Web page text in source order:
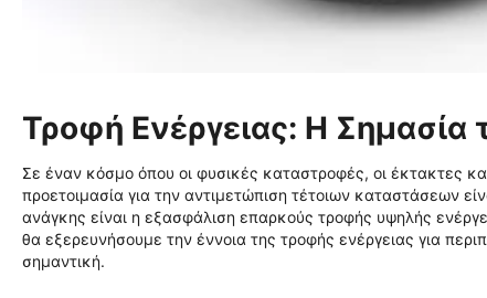
Τροφή Ενέργειας: Η Σημασία
Σε έναν κόσμο όπου οι φυσικές καταστροφές, οι έκτακτες
προετοιμασία για την αντιμετώπιση τέτοιων καταστάσεων
ανάγκης είναι η εξασφάλιση επαρκούς τροφής υψηλής
θα εξερευνήσουμε την έννοια της τροφής ενέργειας για
σημαντική.